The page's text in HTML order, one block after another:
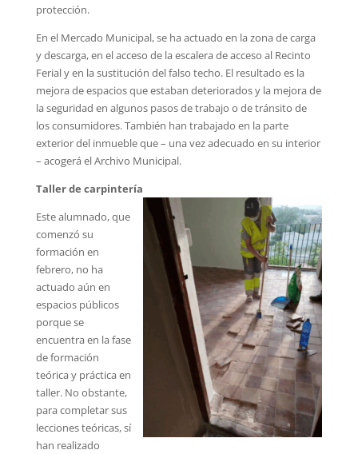
protección.
En el Mercado Municipal, se ha actuado en la zona de carga
y descarga, en el acceso de la escalera de acceso al Recinto
Ferial y en la sustitución del falso techo. El resultado es la
mejora de espacios que estaban deteriorados y la mejora de
la seguridad en algunos pasos de trabajo o de tránsito de
los consumidores. También han trabajado en la parte
exterior del inmueble que – una vez adecuado en su interior
– acogerá el Archivo Municipal.
Taller de carpintería
Este alumnado, que
comenzó su
formación en
febrero, no ha
actuado aún en
espacios públicos
porque se
encuentra en la fase
de formación
teórica y práctica en
taller. No obstante,
para completar sus
lecciones teóricas, sí
han realizado